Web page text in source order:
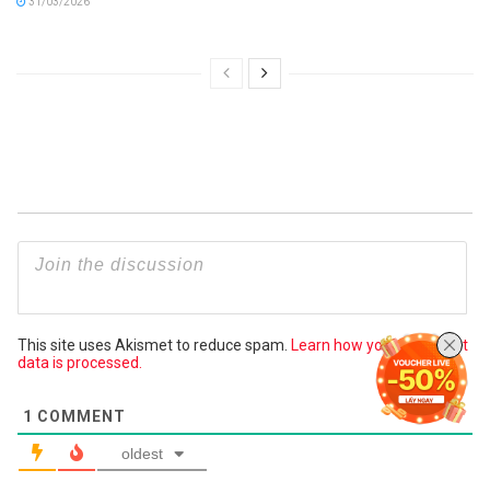
This site uses Akismet to reduce spam. Learn how your comment
data is processed.
1 COMMENT
oldest